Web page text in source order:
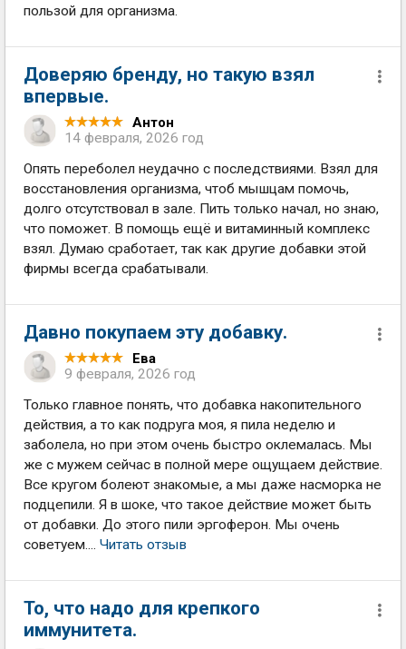
пользой для организма.
Доверяю бренду, но такую взял
впервые.
Антон
14 февраля, 2026 год
Опять переболел неудачно с последствиями. Взял для
восстановления организма, чтоб мышцам помочь,
долго отсутствовал в зале. Пить только начал, но знаю,
что поможет. В помощь ещё и витаминный комплекс
взял. Думаю сработает, так как другие добавки этой
фирмы всегда срабатывали.
Давно покупаем эту добавку.
Ева
9 февраля, 2026 год
Только главное понять, что добавка накопительного
действия, а то как подруга моя, я пила неделю и
заболела, но при этом очень быстро оклемалась. Мы
же с мужем сейчас в полной мере ощущаем действие.
Все кругом болеют знакомые, а мы даже насморка не
подцепили. Я в шоке, что такое действие может быть
от добавки. До этого пили эргоферон. Мы очень
советуем.... Читать отзыв
То, что надо для крепкого
иммунитета.